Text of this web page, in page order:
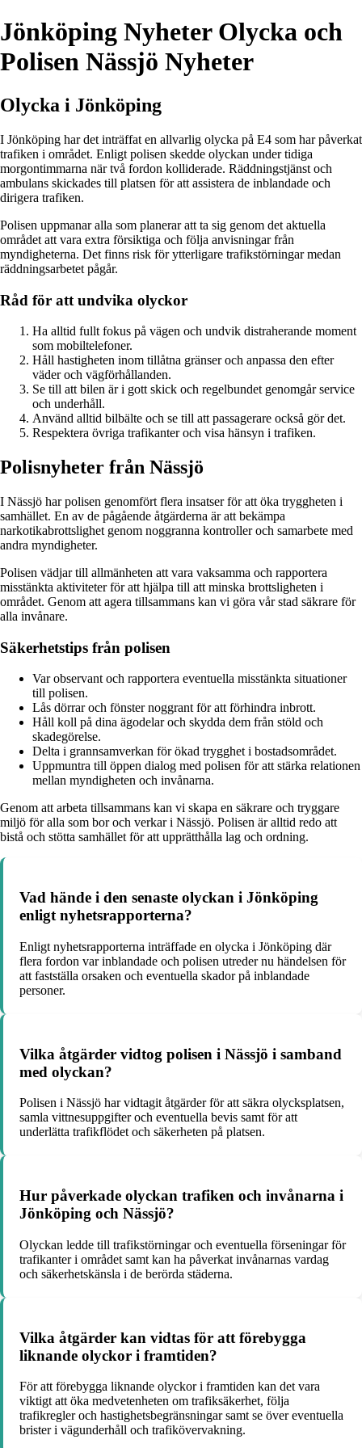
Jönköping Nyheter Olycka och
Polisen Nässjö Nyheter
Olycka i Jönköping
I Jönköping har det inträffat en allvarlig olycka på E4 som har påverkat
trafiken i området. Enligt polisen skedde olyckan under tidiga
morgontimmarna när två fordon kolliderade. Räddningstjänst och
ambulans skickades till platsen för att assistera de inblandade och
dirigera trafiken.
Polisen uppmanar alla som planerar att ta sig genom det aktuella
området att vara extra försiktiga och följa anvisningar från
myndigheterna. Det finns risk för ytterligare trafikstörningar medan
räddningsarbetet pågår.
Råd för att undvika olyckor
Ha alltid fullt fokus på vägen och undvik distraherande moment
som mobiltelefoner.
Håll hastigheten inom tillåtna gränser och anpassa den efter
väder och vägförhållanden.
Se till att bilen är i gott skick och regelbundet genomgår service
och underhåll.
Använd alltid bilbälte och se till att passagerare också gör det.
Respektera övriga trafikanter och visa hänsyn i trafiken.
Polisnyheter från Nässjö
I Nässjö har polisen genomfört flera insatser för att öka tryggheten i
samhället. En av de pågående åtgärderna är att bekämpa
narkotikabrottslighet genom noggranna kontroller och samarbete med
andra myndigheter.
Polisen vädjar till allmänheten att vara vaksamma och rapportera
misstänkta aktiviteter för att hjälpa till att minska brottsligheten i
området. Genom att agera tillsammans kan vi göra vår stad säkrare för
alla invånare.
Säkerhetstips från polisen
Var observant och rapportera eventuella misstänkta situationer
till polisen.
Lås dörrar och fönster noggrant för att förhindra inbrott.
Håll koll på dina ägodelar och skydda dem från stöld och
skadegörelse.
Delta i grannsamverkan för ökad trygghet i bostadsområdet.
Uppmuntra till öppen dialog med polisen för att stärka relationen
mellan myndigheten och invånarna.
Genom att arbeta tillsammans kan vi skapa en säkrare och tryggare
miljö för alla som bor och verkar i Nässjö. Polisen är alltid redo att
bistå och stötta samhället för att upprätthålla lag och ordning.
Vad hände i den senaste olyckan i Jönköping
enligt nyhetsrapporterna?
Enligt nyhetsrapporterna inträffade en olycka i Jönköping där
flera fordon var inblandade och polisen utreder nu händelsen för
att fastställa orsaken och eventuella skador på inblandade
personer.
Vilka åtgärder vidtog polisen i Nässjö i samband
med olyckan?
Polisen i Nässjö har vidtagit åtgärder för att säkra olycksplatsen,
samla vittnesuppgifter och eventuella bevis samt för att
underlätta trafikflödet och säkerheten på platsen.
Hur påverkade olyckan trafiken och invånarna i
Jönköping och Nässjö?
Olyckan ledde till trafikstörningar och eventuella förseningar för
trafikanter i området samt kan ha påverkat invånarnas vardag
och säkerhetskänsla i de berörda städerna.
Vilka åtgärder kan vidtas för att förebygga
liknande olyckor i framtiden?
För att förebygga liknande olyckor i framtiden kan det vara
viktigt att öka medvetenheten om trafiksäkerhet, följa
trafikregler och hastighetsbegränsningar samt se över eventuella
brister i vägunderhåll och trafikövervakning.